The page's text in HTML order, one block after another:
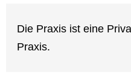
Die Praxis ist eine
Praxis.